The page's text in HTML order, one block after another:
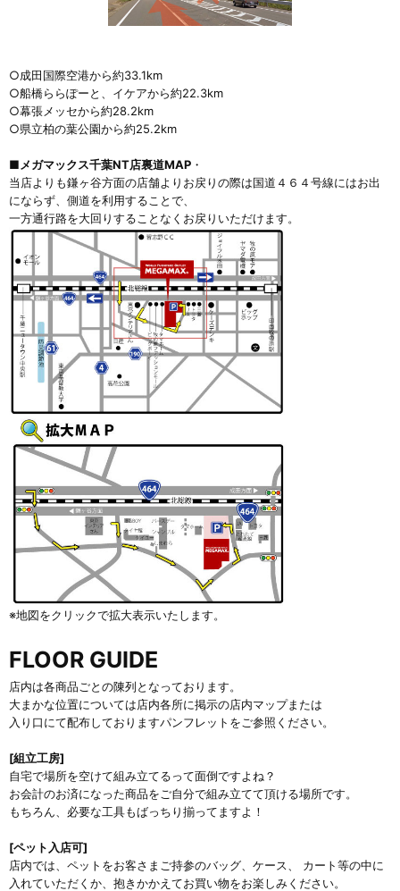
○成田国際空港から約33.1km
○船橋ららぽーと、イケアから約22.3km
○幕張メッセから約28.2km
○県立柏の葉公園から約25.2km
■メガマックス千葉NT店裏道MAP ・
当店よりも鎌ヶ谷方面の店舗よりお戻りの際は国道４６４号線にはお出
にならず、側道を利用することで、
一方通行路を大回りすることなくお戻りいただけます。
※地図をクリックで拡大表示いたします。
FLOOR GUIDE
店内は各商品ごとの陳列となっております。
大まかな位置については店内各所に掲示の店内マップまたは
入り口にて配布しておりますパンフレットをご参照ください。
[組立工房]
自宅で場所を空けて組み立てるって面倒ですよね？
お会計のお済になった商品をご自分で組み立てて頂ける場所です。
もちろん、必要な工具もばっちり揃ってますよ！
[ペット入店可]
店内では、ペットをお客さまご持参のバッグ、ケース、 カート等の中に
入れていただくか、抱きかかえてお買い物をお楽しみください。